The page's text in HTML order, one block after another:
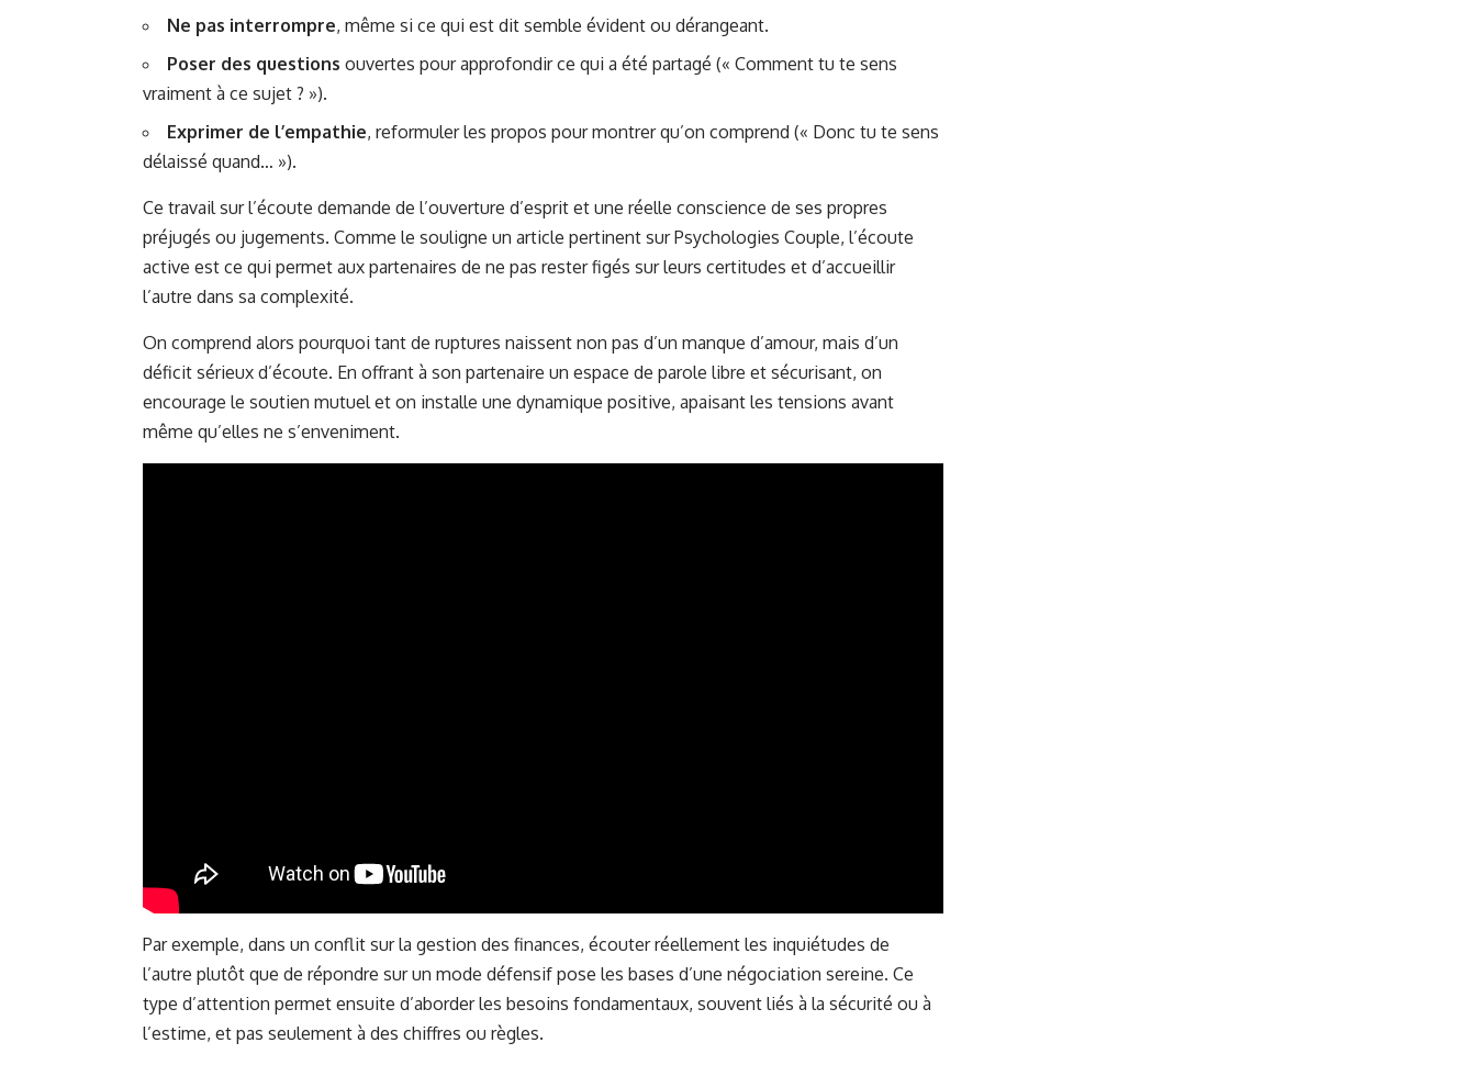
Ne pas interrompre, même si ce qui est dit semble évident ou dérangeant.
Poser des questions ouvertes pour approfondir ce qui a été partagé (« Comment tu te sens
vraiment à ce sujet ? »).
Exprimer de l’empathie, reformuler les propos pour montrer qu’on comprend (« Donc tu te sens
délaissé quand… »).
Ce travail sur l’écoute demande de l’ouverture d’esprit et une réelle conscience de ses propres
préjugés ou jugements. Comme le souligne un article pertinent surPsychologies Couple, l’écoute
active est ce qui permet aux partenaires de ne pas rester figés sur leurs certitudes et d’accueillir
l’autre dans sa complexité.
On comprend alors pourquoi tant de ruptures naissent non pas d’un manque d’amour, mais d’un
déficit sérieux d’écoute. En offrant à son partenaire un espace de parole libre et sécurisant, on
encourage le soutien mutuel et on installe une dynamique positive, apaisant les tensions avant
même qu’elles ne s’enveniment.
Par exemple, dans un conflit sur la gestion des finances, écouter réellement les inquiétudes de
l’autre plutôt que de répondre sur un mode défensif pose les bases d’une négociation sereine. Ce
type d’attention permet ensuite d’aborder les besoins fondamentaux, souvent liés à la sécurité ou à
l’estime, et pas seulement à des chiffres ou règles.